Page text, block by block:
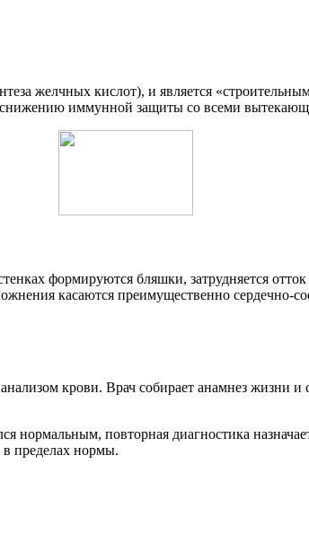
желчных кислот), и является
снижению иммунной защиты со всеми
формируются бляшки, затрудняется
касаются преимущественно сердечно-
крови. Врач собирает анамнез жизни
нормальным, повторная диагностика
пределах нормы.